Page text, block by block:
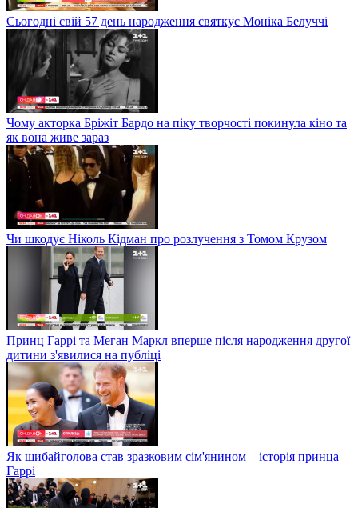
Сьогодні свій 57 день народження святкує Моніка Белуччі
Чому акторка Бріжіт Бардо на піку творчості покинула кіно та
як вона живе зараз
Чи шкодує Ніколь Кідман про розлучення з Томом Крузом
Принц Гаррі та Меган Маркл вперше після народження другої
дитини з'явилися на публіці
Як шибайголова став зразковим сім'янином – історія принца
Гаррі